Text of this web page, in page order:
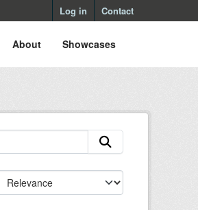
Log in Contact
About Showcases